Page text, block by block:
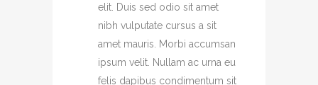
elit. Duis sed odio sit amet
nibh vulputate cursus a sit
amet mauris. Morbi accumsan
ipsum velit. Nullam ac urna eu
felis dapibus condimentum sit